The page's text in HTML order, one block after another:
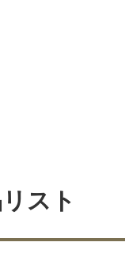
スト